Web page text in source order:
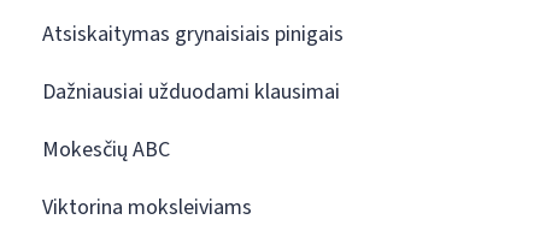
Atsiskaitymas grynaisiais pinigais
Dažniausiai užduodami klausimai
Mokesčių ABC
Viktorina moksleiviams